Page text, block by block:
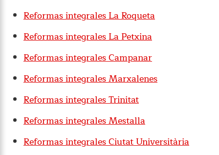
Reformas integrales La Roqueta
Reformas integrales La Petxina
Reformas integrales Campanar
Reformas integrales Marxalenes
Reformas integrales Trinitat
Reformas integrales Mestalla
Reformas integrales Ciutat Universitària